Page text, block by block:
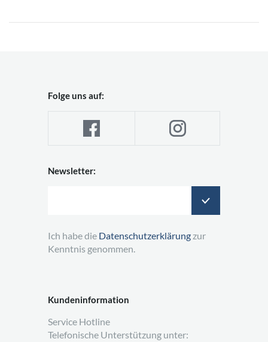
Kundeninformation
Service Hotline
Telefonische Unterstützung unter:
Folge uns auf:
Newsletter:
Ich habe die Datenschutzerklärung zur
Kenntnis genommen.